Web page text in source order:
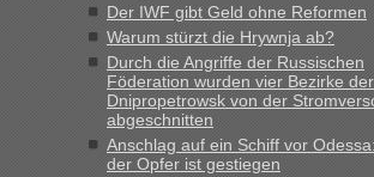
MHG1023 inBerichte und Reisetipps •
die Ukraine
„Man sollte aber explizit dazu schreiben,
LeoExpress ist - und nur auf deren
Fahrkarten kaufen. Zumindest ist es die
Verbindung von Deutschland...“
Der IWF gibt Geld ohne Reformen
Warum stürzt die Hrywnja ab?
Durch die Angriffe der Russischen
Föderation wurden vier Bezirke
Dnipropetrowsk von der
abgeschnitten
Anschlag auf ein Schiff vor
der Opfer ist gestiegen